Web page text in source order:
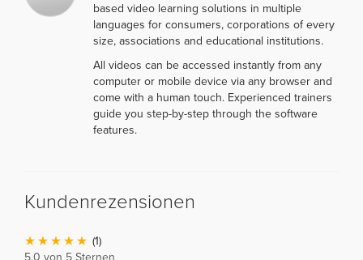
based video learning solutions in multiple
languages for consumers, corporations of every
size, associations and educational institutions.
All videos can be accessed instantly from any
computer or mobile device via any browser and
come with a human touch. Experienced trainers
guide you step-by-step through the software
features.
Kundenrezensionen
(1)
5,0 von 5 Sternen